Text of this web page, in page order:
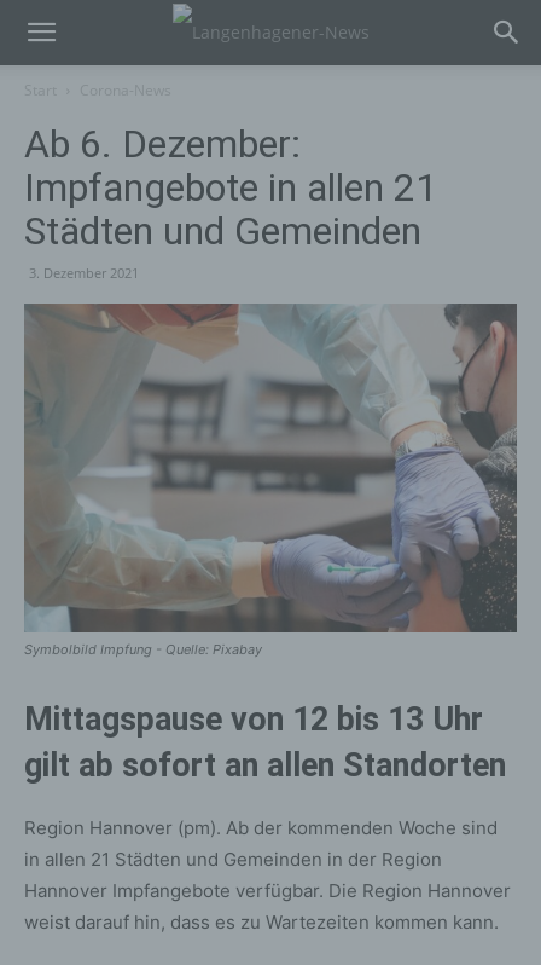
Ab 6. Dezember:
Impfangebote in allen 21
Städten und Gemeinden
3. Dezember 2021
Symbolbild Impfung - Quelle: Pixabay
Mittagspause von 12 bis 13 Uhr
gilt ab sofort an allen Standorten
Region Hannover (pm). Ab der kommenden Woche sind
in allen 21 Städten und Gemeinden in der Region
Hannover Impfangebote verfügbar. Die Region Hannover
weist darauf hin, dass es zu Wartezeiten kommen kann.